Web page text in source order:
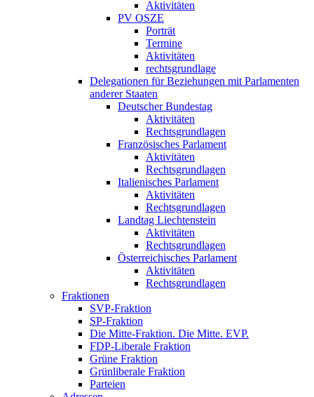
Aktivitäten
PV OSZE
Porträt
Termine
Aktivitäten
rechtsgrundlage
Delegationen für Beziehungen mit Parlamenten
anderer Staaten
Deutscher Bundestag
Aktivitäten
Rechtsgrundlagen
Französisches Parlament
Aktivitäten
Rechtsgrundlagen
Italienisches Parlament
Aktivitäten
Rechtsgrundlagen
Landtag Liechtenstein
Aktivitäten
Rechtsgrundlagen
Österreichisches Parlament
Aktivitäten
Rechtsgrundlagen
Fraktionen
SVP-Fraktion
SP-Fraktion
Die Mitte-Fraktion. Die Mitte. EVP.
FDP-Liberale Fraktion
Grüne Fraktion
Grünliberale Fraktion
Parteien